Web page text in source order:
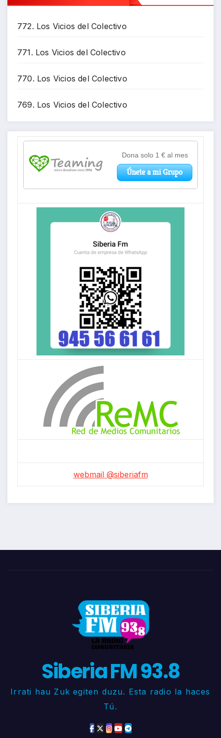
772. Los Vicios del Colectivo
771. Los Vicios del Colectivo
770. Los Vicios del Colectivo
769. Los Vicios del Colectivo
webmail @siberiafm
Siberia FM 93.8
Irrati hau Zuk egiten duzu. Esta radio la haces
Tú.